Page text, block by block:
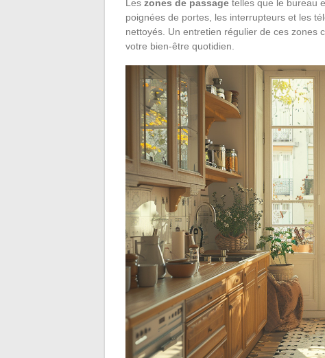
Les zones de passage telles que le bureau
poignées de portes, les interrupteurs et les
nettoyés. Un entretien régulier de ces zones
votre bien-être quotidien.